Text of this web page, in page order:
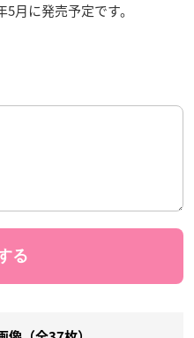
月に発売予定です。